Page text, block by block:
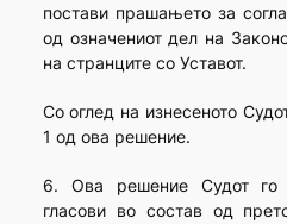
постави прашањето за
од означениот дел на
на странците со Уставот.
Со оглед на изнесеното
1 од ова решение.
6. Ова решение Судот го
гласови во состав од